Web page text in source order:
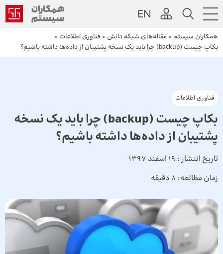
همکاران سیستم > مقاله‌های شبکه دانش > فناوری اطلاعات >
بکاپ چیست (backup) چرا باید یک نسخه پشتیبان از داده‌ها داشته باشیم؟
فناوری اطلاعات
بکاپ چیست (backup) چرا باید یک نسخه
پشتیبان از داده‌ها داشته باشیم؟
تاریخ انتشار : 19 اسفند 1397
زمان مطالعه: 8 دقیقه